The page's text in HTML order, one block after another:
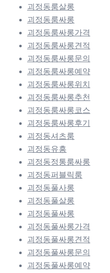
괴정동룸살롱
괴정동룸싸롱
괴정동룸싸롱가격
괴정동룸싸롱견적
괴정동룸싸롱문의
괴정동룸싸롱예약
괴정동룸싸롱위치
괴정동룸싸롱추천
괴정동룸싸롱코스
괴정동룸싸롱후기
괴정동셔츠룸
괴정동유흥
괴정동정통룸싸롱
괴정동퍼블릭룸
괴정동풀사롱
괴정동풀살롱
괴정동풀싸롱
괴정동풀싸롱가격
괴정동풀싸롱견적
괴정동풀싸롱문의
괴정동풀싸롱예약